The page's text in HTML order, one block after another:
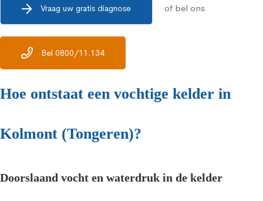
Vraag uw gratis diagnose of bel ons
Bel 0800/11.134
Hoe ontstaat een vochtige kelder in
Kolmont (Tongeren)?
Doorslaand vocht en waterdruk in de kelder